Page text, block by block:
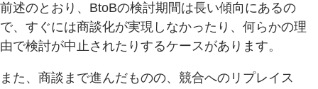
前述のとおり、BtoBの検討期間は長い傾向にあるの
で、すぐには商談化が実現しなかったり、何らかの理
由で検討が中止されたりするケースがあります。
また、商談まで進んだものの、競合へのリプレイス